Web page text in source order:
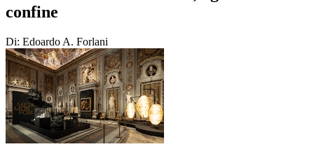
confine
Di: Edoardo A. Forlani